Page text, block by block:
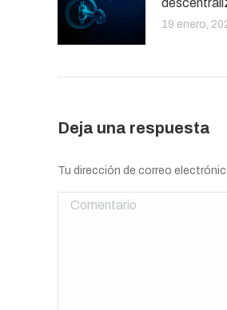
19 enero,
Deja una respuesta
Tu dirección de correo
Comentario